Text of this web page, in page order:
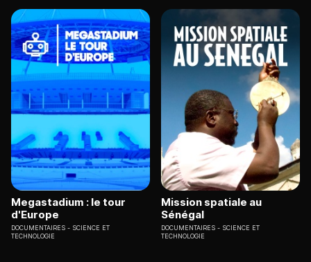
Megastadium : le tour
d'Europe
DOCUMENTAIRES
SCIENCE ET
TECHNOLOGIE
Mission spatiale au
Sénégal
DOCUMENTAIRES
SCIENCE ET
TECHNOLOGIE